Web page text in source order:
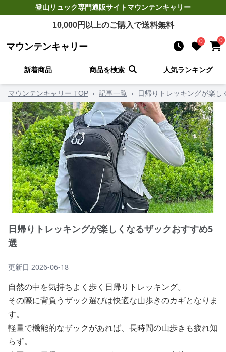
登山リュック専門通販サイトマウンテンキャリー
10,000円以上のご購入で送料無料
マウンテンキャリー 0 0
新着商品 商品を検索 人気ランキング
マウンテンキャリー TOP › 記事一覧 › 日帰りトレッキングが楽
日帰りトレッキングが楽しくなるザックおすすめ5
選
更新日 2026-06-18
自然の中を気持ちよく歩く日帰りトレッキング。
その際に背負うザック選びは快適な山歩きのカギとなりま
す。
軽量で機能的なザックがあれば、長時間の山歩きも疲れ知
らず。